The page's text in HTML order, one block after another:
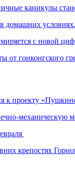
каникулы
домашних
с новой
от гонконгского
к проекту
механическую
крепостях